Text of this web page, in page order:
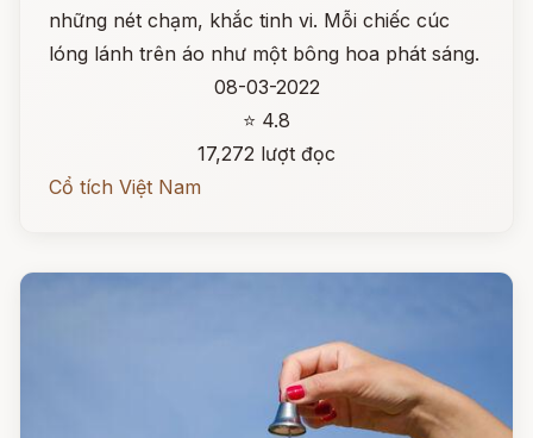
những nét chạm, khắc tinh vi. Mỗi chiếc cúc
lóng lánh trên áo như một bông hoa phát sáng.
08-03-2022
⭐ 4.8
17,272 lượt đọc
Cổ tích Việt Nam